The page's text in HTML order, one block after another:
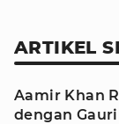
ARTIKEL
Aamir Khan
dengan